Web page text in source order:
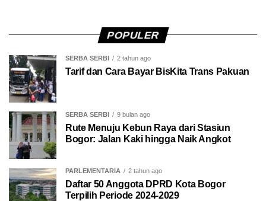
POPULER
SERBA SERBI 2 tahun ago
Tarif dan Cara Bayar BisKita Trans Pakuan
SERBA SERBI 9 bulan ago
Rute Menuju Kebun Raya dari Stasiun
Bogor: Jalan Kaki hingga Naik Angkot
PARLEMENTARIA 2 tahun ago
Daftar 50 Anggota DPRD Kota Bogor
Terpilih Periode 2024-2029